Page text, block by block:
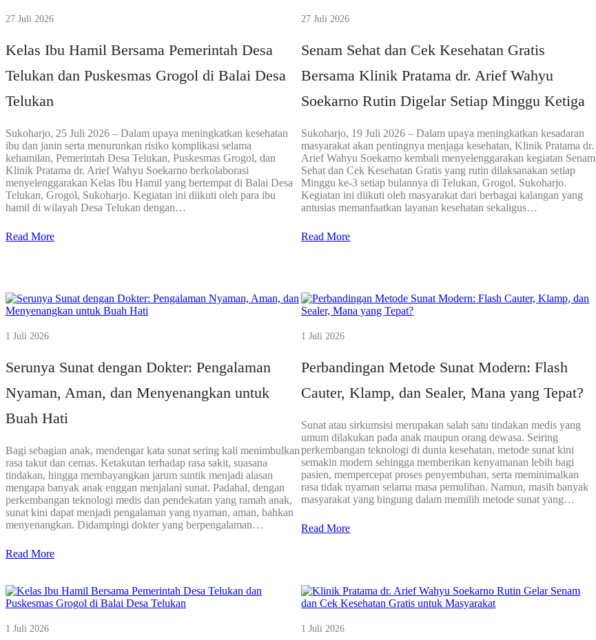
27 Juli 2026
Kelas Ibu Hamil Bersama Pemerintah Desa
Telukan dan Puskesmas Grogol di Balai Desa
Telukan
Sukoharjo, 25 Juli 2026 – Dalam upaya meningkatkan kesehatan
ibu dan janin serta menurunkan risiko komplikasi selama
kehamilan, Pemerintah Desa Telukan, Puskesmas Grogol, dan
Klinik Pratama dr. Arief Wahyu Soekarno berkolaborasi
menyelenggarakan Kelas Ibu Hamil yang bertempat di Balai Desa
Telukan, Grogol, Sukoharjo. Kegiatan ini diikuti oleh para ibu
hamil di wilayah Desa Telukan dengan…
Read More
27 Juli 2026
Senam Sehat dan Cek Kesehatan Gratis
Bersama Klinik Pratama dr. Arief Wahyu
Soekarno Rutin Digelar Setiap Minggu Ketiga
Sukoharjo, 19 Juli 2026 – Dalam upaya meningkatkan kesadaran
masyarakat akan pentingnya menjaga kesehatan, Klinik Pratama dr.
Arief Wahyu Soekarno kembali menyelenggarakan kegiatan Senam
Sehat dan Cek Kesehatan Gratis yang rutin dilaksanakan setiap
Minggu ke-3 setiap bulannya di Telukan, Grogol, Sukoharjo.
Kegiatan ini diikuti oleh masyarakat dari berbagai kalangan yang
antusias memanfaatkan layanan kesehatan sekaligus…
Read More
1 Juli 2026
Serunya Sunat dengan Dokter: Pengalaman
Nyaman, Aman, dan Menyenangkan untuk
Buah Hati
Bagi sebagian anak, mendengar kata sunat sering kali menimbulkan
rasa takut dan cemas. Ketakutan terhadap rasa sakit, suasana
tindakan, hingga membayangkan jarum suntik menjadi alasan
mengapa banyak anak enggan menjalani sunat. Padahal, dengan
perkembangan teknologi medis dan pendekatan yang ramah anak,
sunat kini dapat menjadi pengalaman yang nyaman, aman, bahkan
menyenangkan. Didampingi dokter yang berpengalaman…
Read More
1 Juli 2026
Perbandingan Metode Sunat Modern: Flash
Cauter, Klamp, dan Sealer, Mana yang Tepat?
Sunat atau sirkumsisi merupakan salah satu tindakan medis yang
umum dilakukan pada anak maupun orang dewasa. Seiring
perkembangan teknologi di dunia kesehatan, metode sunat kini
semakin modern sehingga memberikan kenyamanan lebih bagi
pasien, mempercepat proses penyembuhan, serta meminimalkan
rasa tidak nyaman selama masa pemulihan. Namun, masih banyak
masyarakat yang bingung dalam memilih metode sunat yang…
Read More
1 Juli 2026 1 Juli 2026